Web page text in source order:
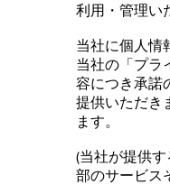
利用・管理い
当社に個人情
当社の「プラ
容につき承諾
提供いただき
ます。
(当社が提供
部のサービス